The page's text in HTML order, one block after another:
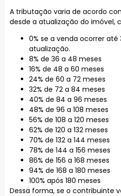
A tributação varia de acordo
desde a atualização do imóvel,
0% se a venda ocorrer até
atualização.
8% de 36 a 48 meses
16% de 48 a 60 meses
24% de 60 a 72 meses
32% de 72 a 84 meses
40% de 84 a 96 meses
48% de 96 a 108 meses
56% de 108 a 120 meses
62% de 120 a 132 meses
70% de 132 a 144 meses
78% de 144 a 156 meses
86% de 156 a 168 meses
94% de 168 a 180 meses
100% após 180 meses
Dessa forma, se o contribuinte